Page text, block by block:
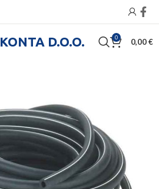
KONTA D.O.O. 0 0,00€